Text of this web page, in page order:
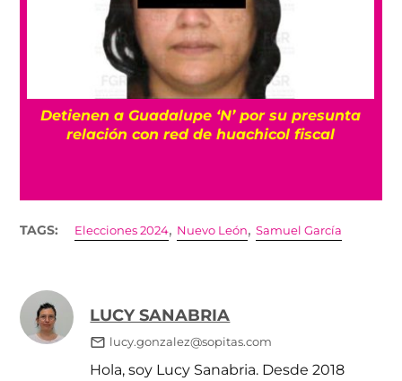
Detienen a Guadalupe ‘N’ por su presunta
relación con red de huachicol fiscal
TAGS: Elecciones 2024, Nuevo León,Samuel García
LUCY SANABRIA
lucy.gonzalez@sopitas.com
Hola, soy Lucy Sanabria. Desde 2018